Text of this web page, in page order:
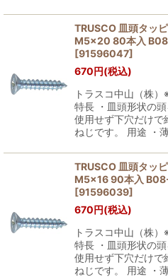
TRUSCO 皿頭タッ
M5×20 80本入
[91596047]
670円(税込)
トラスコ中山（株）
特長 ・皿頭形状の
使用せず下穴だけで
ねじです。 用途 ・
TRUSCO 皿頭タッ
M5×16 90本入
[91596039]
670円(税込)
トラスコ中山（株）
特長 ・皿頭形状の
使用せず下穴だけで
ねじです。 用途 ・